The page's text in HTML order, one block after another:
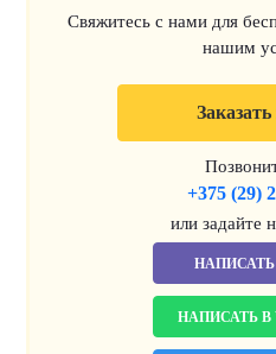
Свяжитесь с нами для
нашим
+375 (29)
или задайте
НАПИСАТЬ
НАПИСАТЬ В